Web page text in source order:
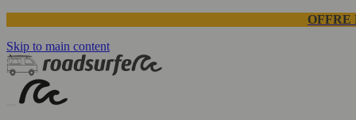
OFFRE
Skip to main content